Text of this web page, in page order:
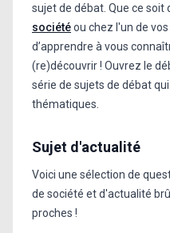
sujet de débat. Que ce soit
sociétéou chez l'un de
d’apprendre à vous
(re)découvrir ! Ouvrez le
série de sujets de débat
thématiques.
Sujet d'actualité
Voici une sélection de
de société et d'actualité
proches !